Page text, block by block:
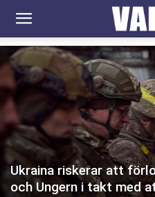
VAKEN.se
Ukraina riskerar att
och Ungern i takt med